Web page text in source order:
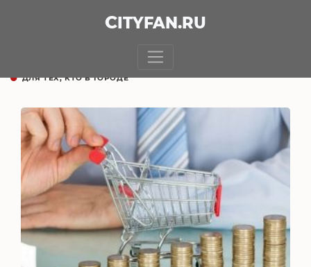
CITYFAN.RU
ДЛЯ ТЕХ, КТО В ГОРОДЕ